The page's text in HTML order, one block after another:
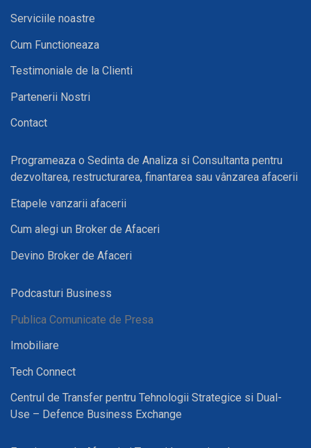
Serviciile noastre
Cum Functioneaza
Testimoniale de la Clienti
Partenerii Nostri
Contact
Programeaza o Sedinta de Analiza si Consultanta pentru
dezvoltarea, restructurarea, finantarea sau vânzarea afacerii
Etapele vanzarii afacerii
Cum alegi un Broker de Afaceri
Devino Broker de Afaceri
Podcasturi Business
Publica Comunicate de Presa
Imobiliare
Tech Connect
Centrul de Transfer pentru Tehnologii Strategice si Dual-
Use – Defence Business Exchange